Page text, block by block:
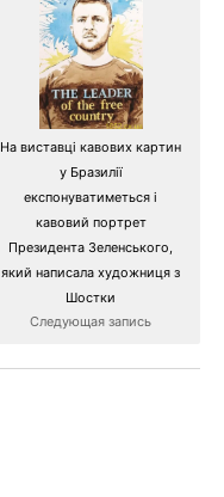
На виставці кавових картин
у Бразилії
експонуватиметься і
кавовий портрет
Президента Зеленського,
який написала художниця з
Шостки
Следующая запись